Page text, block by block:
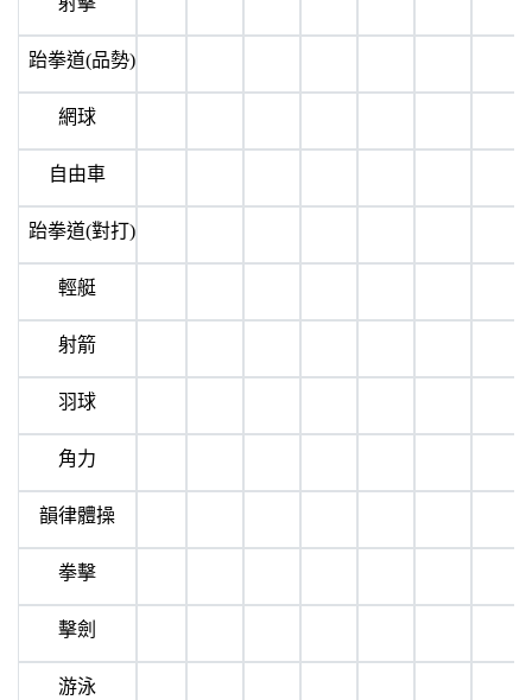
跆拳道(品勢)
網球
自由車
跆拳道(對打)
輕艇
射箭
羽球
角力
韻律體操
拳擊
擊劍
游泳